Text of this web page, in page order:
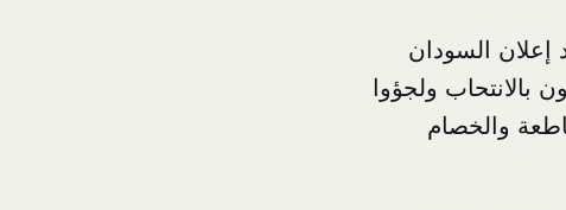
إعلان السودان
بالانتحاب ولجؤوا
والخصام